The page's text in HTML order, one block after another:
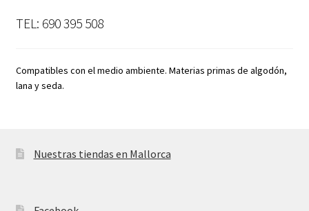
TEL: 690 395 508
Compatibles con el medio ambiente. Materias primas de algodón,
lana y seda.
Nuestras tiendas en Mallorca